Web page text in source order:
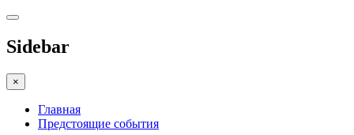
Sidebar
×
Главная
Предстоящие события